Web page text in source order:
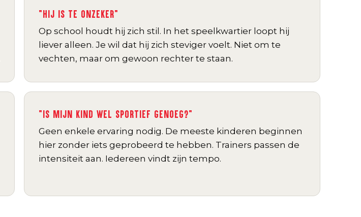
"HIJ IS TE ONZEKER"
Op school houdt hij zich stil. In het speelkwartier loopt hij
liever alleen. Je wil dat hij zich steviger voelt. Niet om te
vechten, maar om gewoon rechter te staan.
"IS MIJN KIND WEL SPORTIEF GENOEG?"
Geen enkele ervaring nodig. De meeste kinderen beginnen
hier zonder iets geprobeerd te hebben. Trainers passen de
intensiteit aan. Iedereen vindt zijn tempo.